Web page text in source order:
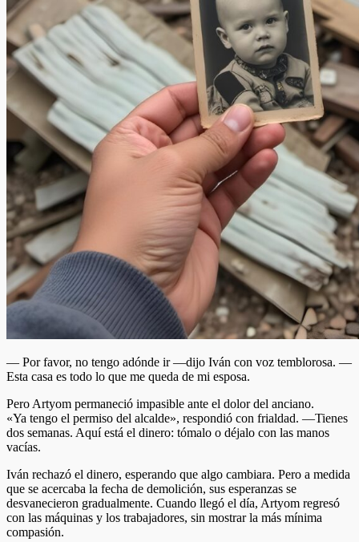
— Por favor, no tengo adónde ir —dijo Iván con voz temblorosa. —
Esta casa es todo lo que me queda de mi esposa.
Pero Artyom permaneció impasible ante el dolor del anciano.
«Ya tengo el permiso del alcalde», respondió con frialdad. —Tienes
dos semanas. Aquí está el dinero: tómalo o déjalo con las manos
vacías.
Iván rechazó el dinero, esperando que algo cambiara. Pero a medida
que se acercaba la fecha de demolición, sus esperanzas se
desvanecieron gradualmente. Cuando llegó el día, Artyom regresó
con las máquinas y los trabajadores, sin mostrar la más mínima
compasión.